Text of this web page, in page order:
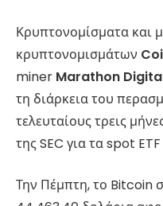
Κρυπτονομίσματα και
κρυπτονομισμάτων
miner Marathon
τη διάρκεια του
τελευταίους τρεις
της SEC για τα spot
Την Πέμπτη, το Bitcoin